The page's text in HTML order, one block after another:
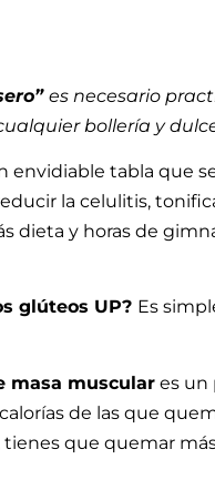
es necesario
bollería y
envidiable tabla que
la celulitis,
dieta y horas de
glúteos UP? Es
masa muscular es un
de las que
que quemar